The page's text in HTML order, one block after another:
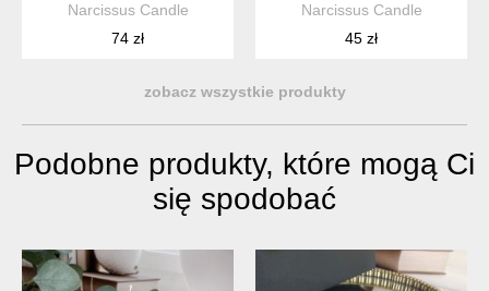
Narcissus Candle
74 zł
Narcissus Candle
45 zł
zobacz wszystkie produkty
Podobne produkty, które mogą Ci
się spodobać